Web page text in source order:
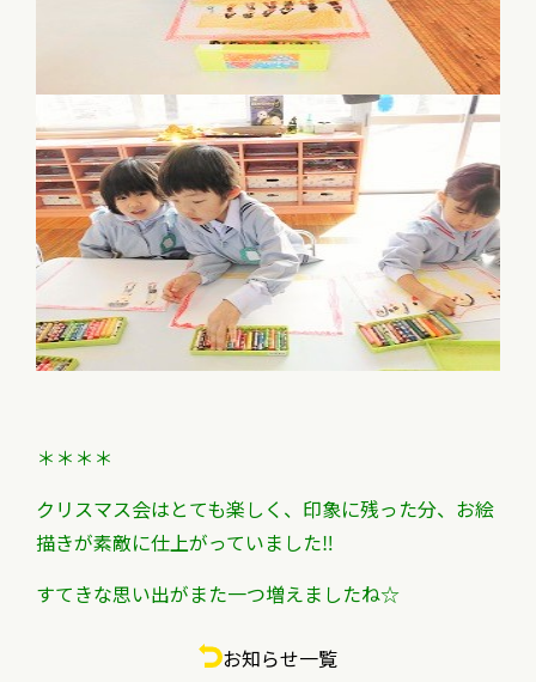
＊＊＊＊
クリスマス会はとても楽しく、印象に残った分、 お絵
描きが素敵に仕上がっていました‼
すてきな思い出がまた一つ増えましたね☆
お知らせ一覧